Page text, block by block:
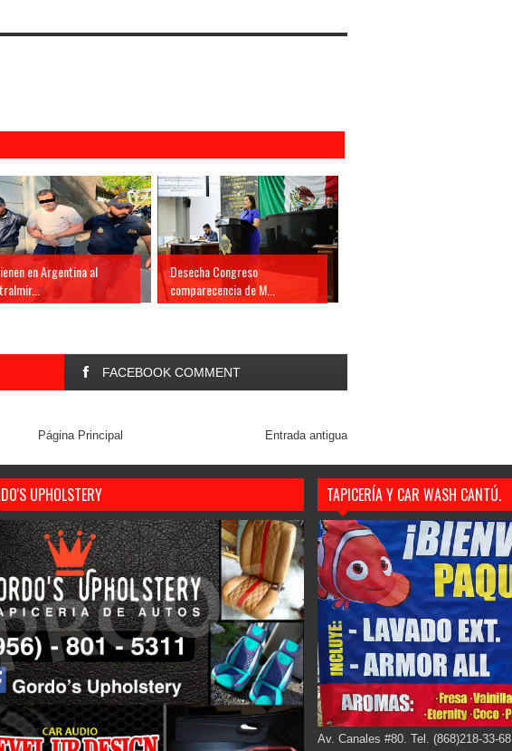
en Argentina al
Desecha Congreso
comparecencia de M...
FACEBOOK COMMENT
Entrada antigua
Página Principal
UPHOLSTERY TAPICERÍA Y CAR WASH CANTÚ.
Av. Canales #80. Tel. (868)218-33-68